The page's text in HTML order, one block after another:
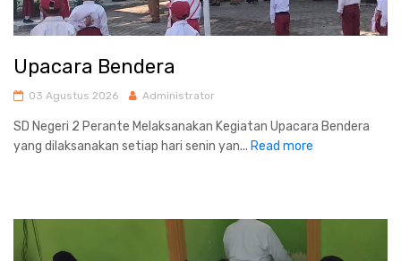
Upacara Bendera
03 Agustus 2026 Administrator
SD Negeri 2 Perante Melaksanakan Kegiatan Upacara Bendera
yang dilaksanakan setiap hari senin yan... Read more